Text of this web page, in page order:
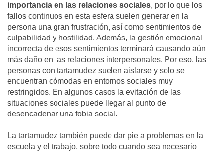
importancia en las relaciones sociales, por lo que los
fallos continuos en esta esfera suelen generar en la
persona una gran frustración, así como sentimientos de
culpabilidad y hostilidad. Además, la gestión emocional
incorrecta de esos sentimientos terminará causando aún
más daño en las relaciones interpersonales. Por eso, las
personas con tartamudez suelen aislarse y solo se
encuentran cómodas en entornos sociales muy
restringidos. En algunos casos la evitación de las
situaciones sociales puede llegar al punto de
desencadenar una fobia social.
La tartamudez también puede dar pie a problemas en la
escuela y el trabajo, sobre todo cuando sea necesario